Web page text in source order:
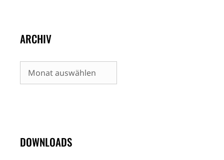
ARCHIV
Archiv
DOWNLOADS